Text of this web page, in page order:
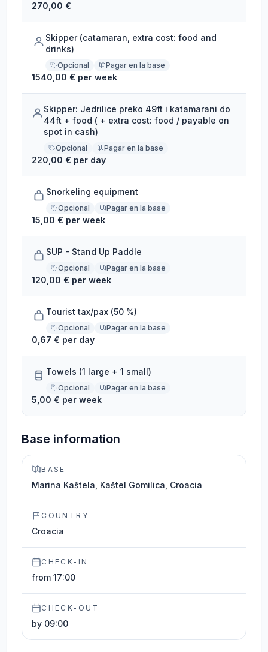
270,00 €
Skipper (catamaran, extra cost: food and
drinks)
Opcional Pagar en la base
1540,00 € per week
Skipper: Jedrilice preko 49ft i katamarani do
44ft + food ( + extra cost: food / payable on
spot in cash)
Opcional Pagar en la base
220,00 € per day
Snorkeling equipment
Opcional Pagar en la base
15,00 € per week
SUP - Stand Up Paddle
Opcional Pagar en la base
120,00 € per week
Tourist tax/pax (50 %)
Opcional Pagar en la base
0,67 € per day
Towels (1 large + 1 small)
Opcional Pagar en la base
5,00 € per week
Base information
BASE
Marina Kaštela, Kaštel Gomilica, Croacia
COUNTRY
Croacia
CHECK-IN
from 17:00
CHECK-OUT
by 09:00